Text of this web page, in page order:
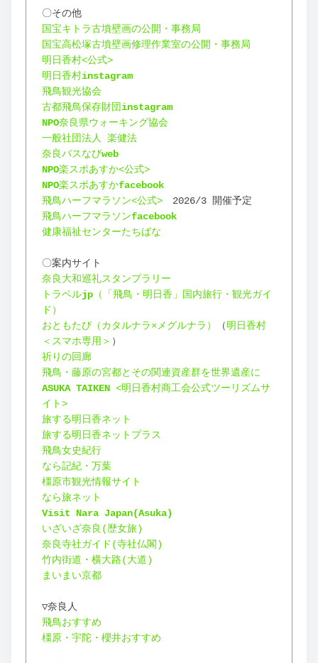
〇その他
国宝キトラ古墳壁画の公開・事務局
国宝高松塚古墳壁画修理作業室の公開・事務局
明日香村<公式>
明日香村instagram
飛鳥観光協会
古都飛鳥保存財団instagram
NPO奈良県ウォーキング協会
一般社団法人 楽健法
奈良バスなびweb
NPO楽スポあすか<公式>
NPO楽スポあすかfacebook
飛鳥ハーフマラソン<公式> 2026/3 開催予定
飛鳥ハーフマラソンfacebook
健康福祉センターたちばな
〇案内サイト
奈良大和巡礼スタンプラリー
トラベルjp （「飛鳥・明日香」国内旅行・観光ガイ
ド）
おともたび（カタルナラ×メグルナラ）
（明日香村
＜スマホ専用＞ ）
祈りの回廊
飛鳥・藤原の宮都とその関連資産群を世界遺産に
ASUKA TAIKEN <明日香村商工会公式ツーリズムサ
イト>
旅する明日香ネット
旅する明日香ネットプラス
飛鳥女史紀行
なら記紀・万葉
橿原市観光情報サイト
なら旅ネット
Visit Nara Japan(Asuka)
いざいざ奈良(歴女旅)
奈良寺社ガイド(寺社仏閣)
竹内街道・横大路(大道)
まいまい京都
▽奈良人
飛鳥おすすめ
橿原・宇陀・櫻井おすすめ